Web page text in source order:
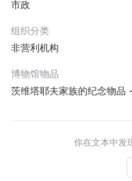
市政
组织分类
非营利机构
博物馆物品
茨维塔耶夫家族的纪念物品
你在文本中发